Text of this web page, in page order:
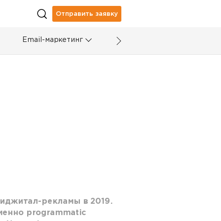
Отправить заявку
Email-маркетинг
рекламы в 2019.
programmatic